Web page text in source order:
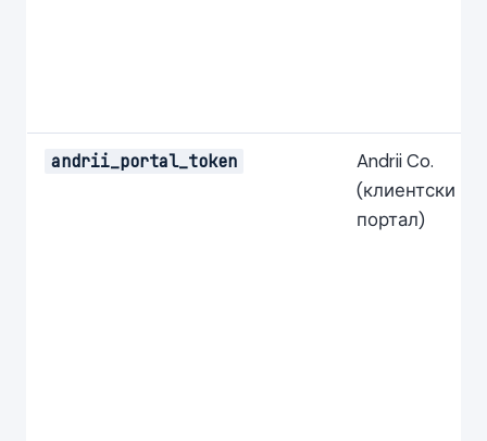
andrii_portal_token
Andrii Co.
(клиентски
портал)